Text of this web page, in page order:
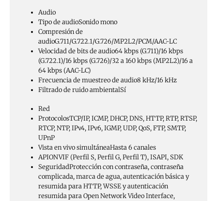
Audio
Tipo de audioSonido mono
Compresión de
audioG.711/G.722.1/G.726/MP2L2/PCM/AAC-LC
Velocidad de bits de audio64 kbps (G.711)/16 kbps
(G.722.1)/16 kbps (G.726)/32 a 160 kbps (MP2L2)/16 a
64 kbps (AAC-LC)
Frecuencia de muestreo de audio8 kHz/16 kHz
Filtrado de ruido ambientalSí
Red
ProtocolosTCP/IP, ICMP, DHCP, DNS, HTTP, RTP, RTSP,
RTCP, NTP, IPv4, IPv6, IGMP, UDP, QoS, FTP, SMTP,
UPnP
Vista en vivo simultáneaHasta 6 canales
APIONVIF (Perfil S, Perfil G, Perfil T), ISAPI, SDK
SeguridadProtección con contraseña, contraseña
complicada, marca de agua, autenticación básica y
resumida para HTTP, WSSE y autenticación
resumida para Open Network Video Interface,